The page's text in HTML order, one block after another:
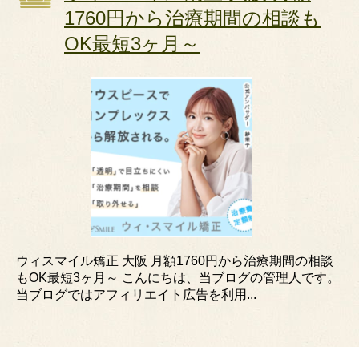
1760円から治療期間の相談も
OK最短3ヶ月～
ウィスマイル矯正 大阪 月額1760円から治療期間の相談
もOK最短3ヶ月～ こんにちは、当ブログの管理人です。
当ブログではアフィリエイト広告を利用...